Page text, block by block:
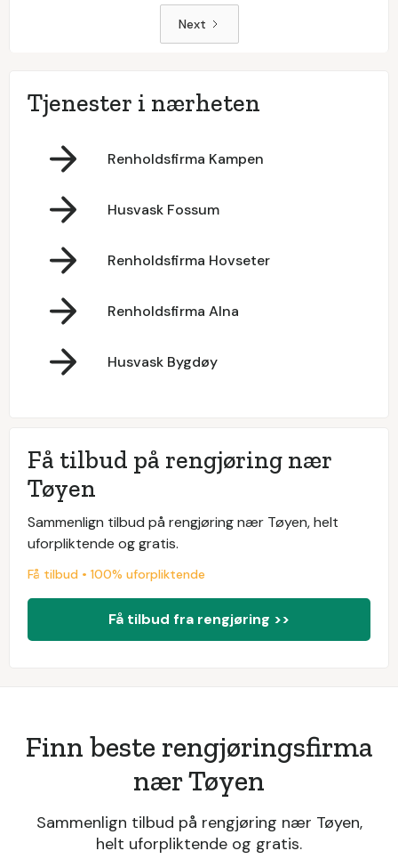
Next
Tjenester i nærheten
Renholdsfirma Kampen
Husvask Fossum
Renholdsfirma Hovseter
Renholdsfirma Alna
Husvask Bygdøy
Få tilbud på rengjøring nær
Tøyen
Sammenlign tilbud på rengjøring nær Tøyen, helt
uforpliktende og gratis.
Få tilbud • 100% uforpliktende
Få tilbud fra rengjøring >>
Finn beste rengjøringsfirma
nær Tøyen
Sammenlign tilbud på rengjøring nær Tøyen,
helt uforpliktende og gratis.